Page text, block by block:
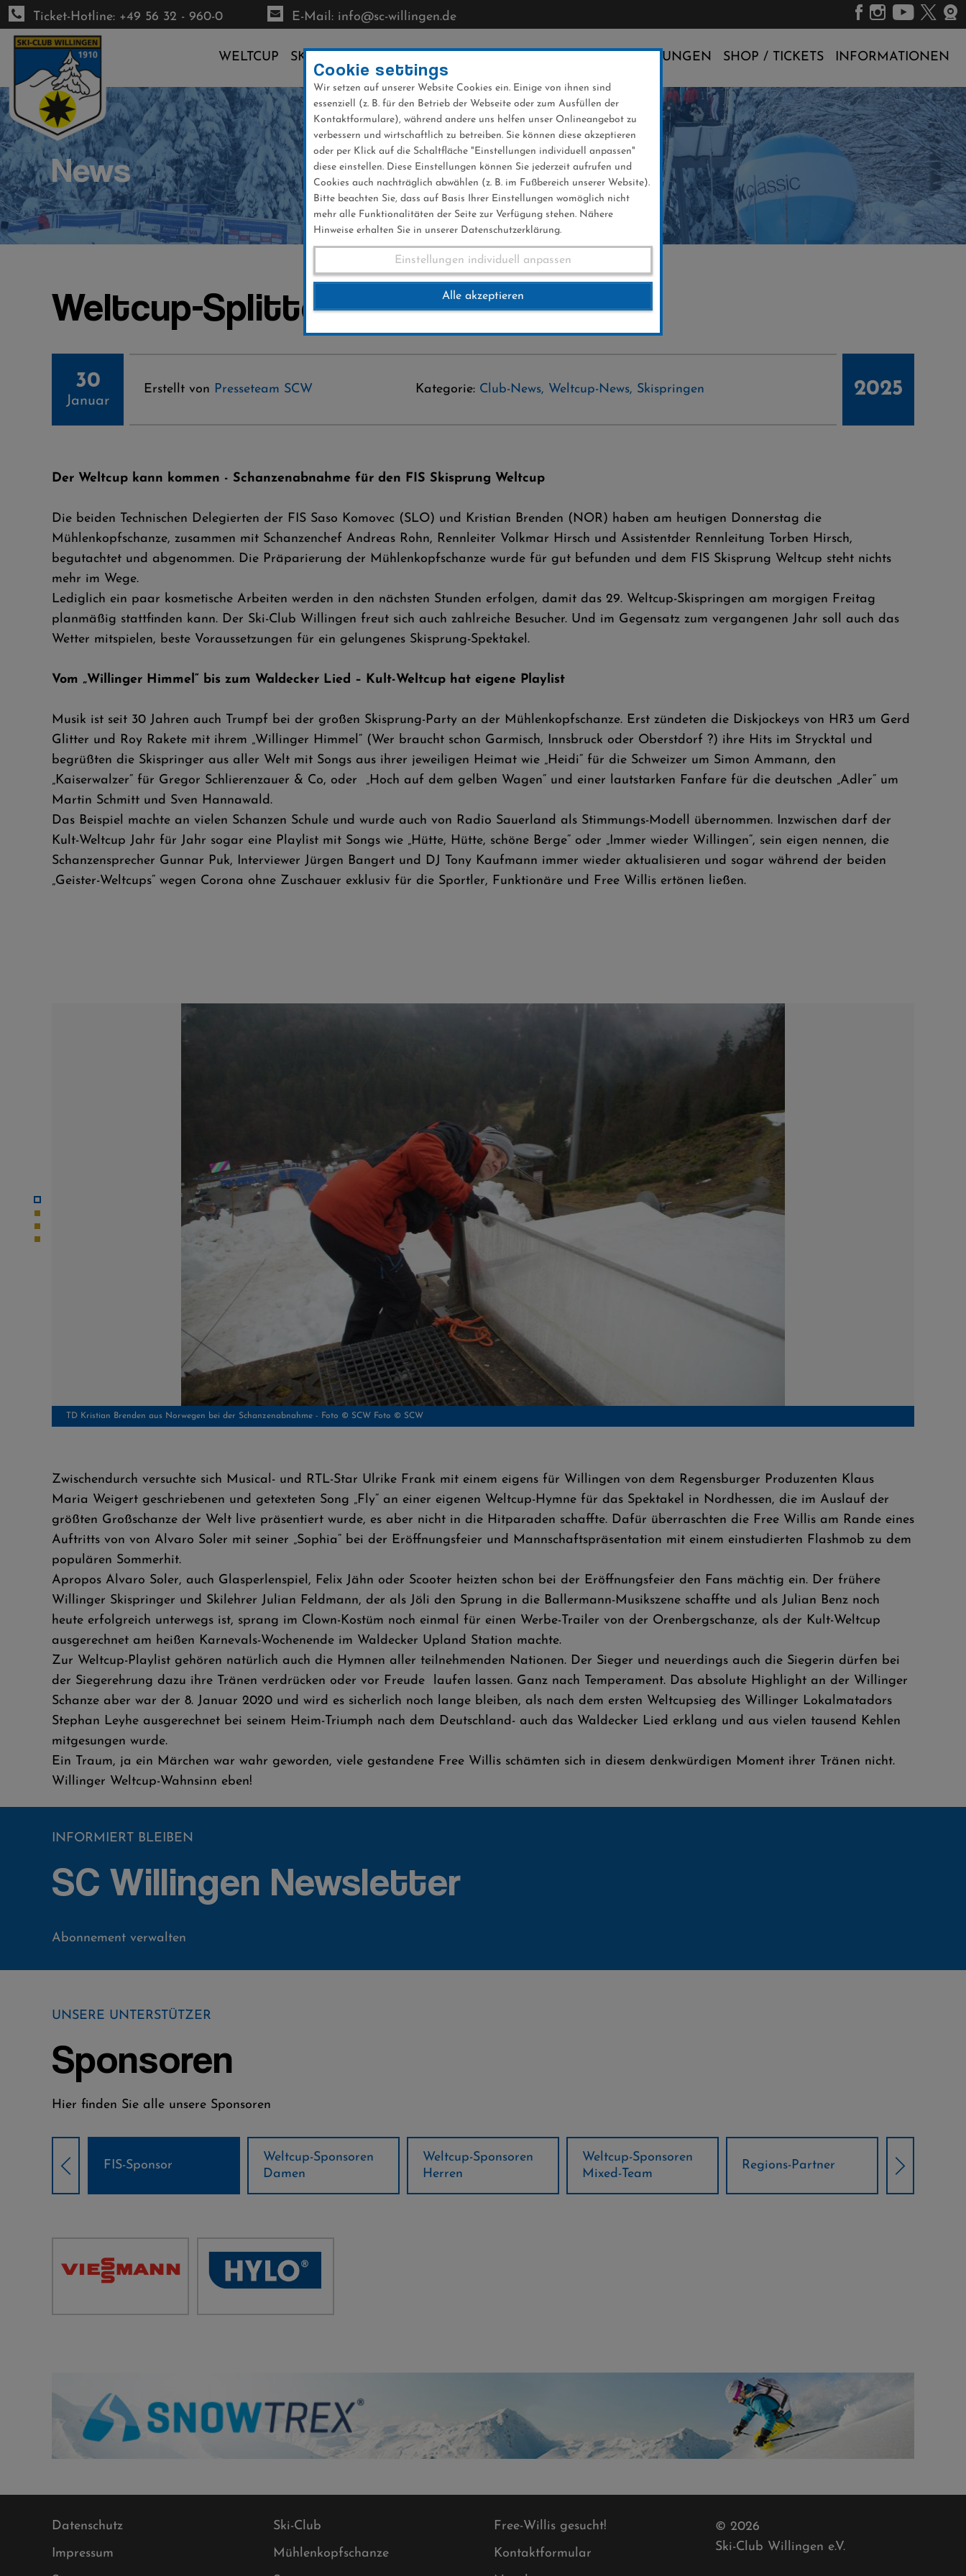
Direkt
zum
Inhalt
Ticket-Hotline: +49 56 32 - 960-0 E-Mail: info@sc-willingen.de
WELTCUP SKI-CLUB VERANSTALTUNGEN SHOP / TICKETS INFORMATIONEN
News
Weltcup-Splitter (2)
30
Januar
Erstellt von Presseteam SCW Kategorie: Club-News, Weltcup-News, Skispringen 2025
Der Weltcup kann kommen - Schanzenabnahme für den FIS Skisprung Weltcup
Die beiden Technischen Delegierten der FIS Saso Komovec (SLO) und Kristian Brenden (NOR) haben am heutigen Donnerstag die
Mühlenkopfschanze, zusammen mit Schanzenchef Andreas Rohn, Rennleiter Volkmar Hirsch und Assistentder Rennleitung Torben Hirsch,
begutachtet und abgenommen. Die Präparierung der Mühlenkopfschanze wurde für gut befunden und dem FIS Skisprung Weltcup steht nichts
mehr im Wege.
Lediglich ein paar kosmetische Arbeiten werden in den nächsten Stunden erfolgen, damit das 29. Weltcup-Skispringen am morgigen Freitag
planmäßig stattfinden kann. Der Ski-Club Willingen freut sich auch zahlreiche Besucher. Und im Gegensatz zum vergangenen Jahr soll auch das
Wetter mitspielen, beste Voraussetzungen für ein gelungenes Skisprung-Spektakel.
Vom „Willinger Himmel“ bis zum Waldecker Lied – Kult-Weltcup hat eigene Playlist
Musik ist seit 30 Jahren auch Trumpf bei der großen Skisprung-Party an der Mühlenkopfschanze. Erst zündeten die Diskjockeys von HR3 um Gerd
Glitter und Roy Rakete mit ihrem „Willinger Himmel“ (Wer braucht schon Garmisch, Innsbruck oder Oberstdorf ?) ihre Hits im Strycktal und
begrüßten die Skispringer aus aller Welt mit Songs aus ihrer jeweiligen Heimat wie „Heidi“ für die Schweizer um Simon Ammann, den
„Kaiserwalzer“ für Gregor Schlierenzauer & Co, oder „Hoch auf dem gelben Wagen“ und einer lautstarken Fanfare für die deutschen „Adler“ um
Martin Schmitt und Sven Hannawald.
Das Beispiel machte an vielen Schanzen Schule und wurde auch von Radio Sauerland als Stimmungs-Modell übernommen. Inzwischen darf der
Kult-Weltcup Jahr für Jahr sogar eine Playlist mit Songs wie „Hütte, Hütte, schöne Berge“ oder „Immer wieder Willingen“, sein eigen nennen, die
Schanzensprecher Gunnar Puk, Interviewer Jürgen Bangert und DJ Tony Kaufmann immer wieder aktualisieren und sogar während der beiden
„Geister-Weltcups“ wegen Corona ohne Zuschauer exklusiv für die Sportler, Funktionäre und Free Willis ertönen ließen.
Schanzenchef Andreas Rohn, Rennleiter Volkmar Hirsch, TD Kristian Brenden, TD Saso Komovec und Assistent der Rennleitung Torben Hirsch - Foto © SCW
Zwischendurch versuchte sich Musical- und RTL-Star Ulrike Frank mit einem eigens für Willingen von dem Regensburger Produzenten Klaus
Maria Weigert geschriebenen und getexteten Song „Fly“ an einer eigenen Weltcup-Hymne für das Spektakel in Nordhessen, die im Auslauf der
größten Großschanze der Welt live präsentiert wurde, es aber nicht in die Hitparaden schaffte. Dafür überraschten die Free Willis am Rande eines
Auftritts von von Alvaro Soler mit seiner „Sophia“ bei der Eröffnungsfeier und Mannschaftspräsentation mit einem einstudierten Flashmob zu dem
populären Sommerhit.
Apropos Alvaro Soler, auch Glasperlenspiel, Felix Jähn oder Scooter heizten schon bei der Eröffnungsfeier den Fans mächtig ein. Der frühere
Willinger Skispringer und Skilehrer Julian Feldmann, der als Jöli den Sprung in die Ballermann-Musikszene schaffte und als Julian Benz noch
heute erfolgreich unterwegs ist, sprang im Clown-Kostüm noch einmal für einen Werbe-Trailer von der Orenbergschanze, als der Kult-Weltcup
ausgerechnet am heißen Karnevals-Wochenende im Waldecker Upland Station machte.
Zur Weltcup-Playlist gehören natürlich auch die Hymnen aller teilnehmenden Nationen. Der Sieger und neuerdings auch die Siegerin dürfen bei
der Siegerehrung dazu ihre Tränen verdrücken oder vor Freude laufen lassen. Ganz nach Temperament. Das absolute Highlight an der Willinger
Schanze aber war der 8. Januar 2020 und wird es sicherlich noch lange bleiben, als nach dem ersten Weltcupsieg des Willinger Lokalmatadors
Stephan Leyhe ausgerechnet bei seinem Heim-Triumph nach dem Deutschland- auch das Waldecker Lied erklang und aus vielen tausend Kehlen
mitgesungen wurde.
Ein Traum, ja ein Märchen war wahr geworden, viele gestandene Free Willis schämten sich in diesem denkwürdigen Moment ihrer Tränen nicht.
Willinger Weltcup-Wahnsinn eben!
Cookie settings
Wir setzen auf unserer Website Cookies ein. Einige von ihnen sind
essenziell (z. B. für den Betrieb der Webseite oder zum Ausfüllen der
Kontaktformulare), während andere uns helfen unser Onlineangebot zu
verbessern und wirtschaftlich zu betreiben. Sie können diese akzeptieren
oder per Klick auf die Schaltfläche "Einstellungen individuell anpassen"
diese einstellen. Diese Einstellungen können Sie jederzeit aufrufen und
Cookies auch nachträglich abwählen (z. B. im Fußbereich unserer Website).
Bitte beachten Sie, dass auf Basis Ihrer Einstellungen womöglich nicht
mehr alle Funktionalitäten der Seite zur Verfügung stehen. Nähere
Hinweise erhalten Sie in unserer Datenschutzerklärung.
Einstellungen individuell anpassen
Alle akzeptieren
INFORMIERT BLEIBEN
SC Willingen Newsletter
Abonnement verwalten
UNSERE UNTERSTÜTZER
Sponsoren
Hier finden Sie alle unsere Sponsoren
Weltcup-Sponsoren
Damen
Weltcup-Sponsoren
Herren
Weltcup-Sponsoren
Mixed-Team
Regions-Partner
Örtliche Weltcup-
Partner
Klima
Datenschutz
Impressum
Ski-Club
Mühlenkopfschanze
Free-Willis gesucht!
Kontaktformular
© 2026
Ski-Club Willingen e.V.